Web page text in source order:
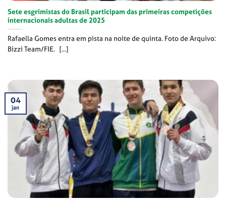
Sete esgrimistas do Brasil participam das primeiras competições
internacionais adultas de 2025
Rafaella Gomes entra em pista na noite de quinta. Foto de Arquivo:
Bizzi Team/FIE. [...]
04
jan